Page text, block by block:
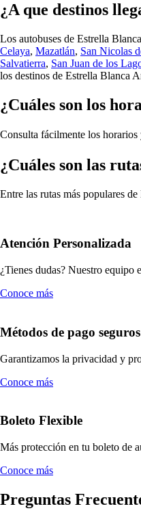
¿A que destinos
Los autobuses de Estrella
Celaya, Mazatlán, San Nicolas
Salvatierra, San Juan de los
los destinos de Estrella Blanca
¿Cuáles son los
Consulta fácilmente los
¿Cuáles son las
Entre las rutas más populares
Atención Personalizada
¿Tienes dudas? Nuestro equipo
Conoce más
Métodos de pago seguros
Garantizamos la privacidad y
Conoce más
Boleto Flexible
Más protección en tu boleto de
Conoce más
Preguntas